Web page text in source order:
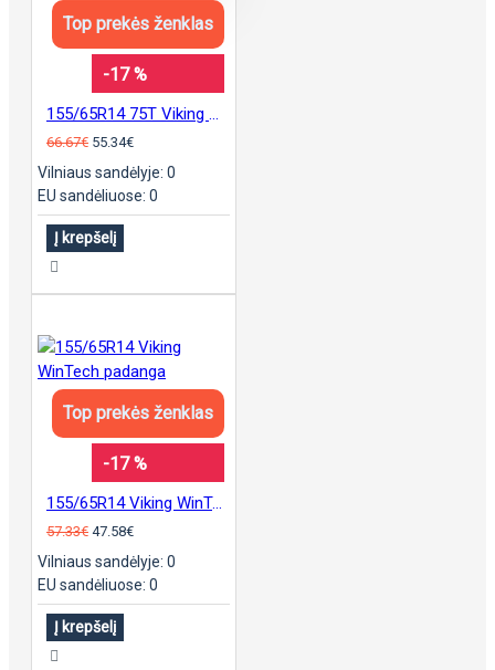
Top prekės ženklas
-17 %
66.67€ 55.34€
Vilniaus sandėlyje: 0
EU sandėliuose: 0
Į krepšelį
Top prekės ženklas
-17 %
155/65R14 Viking WinTech padanga
57.33€ 47.58€
Vilniaus sandėlyje: 0
EU sandėliuose: 0
Į krepšelį